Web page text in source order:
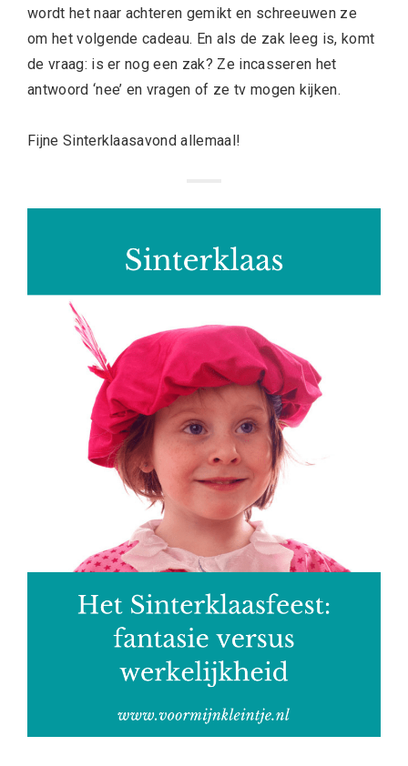
wordt het naar achteren gemikt en schreeuwen ze
om het volgende cadeau. En als de zak leeg is, komt
de vraag: is er nog een zak? Ze incasseren het
antwoord ‘nee’ en vragen of ze tv mogen kijken.
Fijne Sinterklaasavond allemaal!